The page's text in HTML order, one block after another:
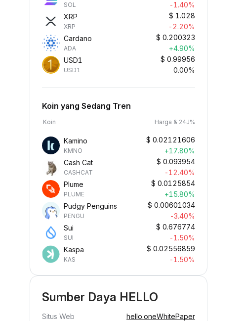
SOL
-1.40%
XRP
XRP
$ 1.028
-2.20%
Cardano
ADA
$ 0.200323
+4.90%
USD1
USD1
$ 0.99956
0.00%
Koin yang Sedang Tren
Koin Harga & 24J%
Kamino
KMNO
$ 0.02121606
+17.80%
Cash Cat
CASHCAT
$ 0.093954
-12.40%
Plume
PLUME
$ 0.0125854
+15.80%
Pudgy Penguins
PENGU
$ 0.00601034
-3.40%
Sui
SUI
$ 0.676774
-1.50%
Kaspa
KAS
$ 0.02556859
-1.50%
Sumber Daya HELLO
Situs Web hello.oneWhitePaper